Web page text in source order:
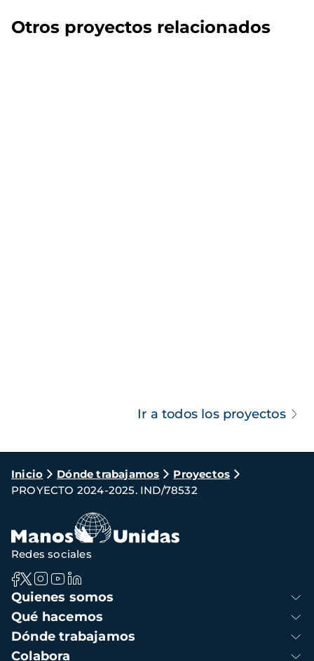
Otros proyectos relacionados
Ir a todos los proyectos
Ruta
de
navegación
Inicio Dónde trabajamos
Proyectos
PROYECTO 2024-2025. IND/78532
Navegación
principal
Quienes somos
Qué hacemos
Dónde trabajamos
Colabora
Redes sociales